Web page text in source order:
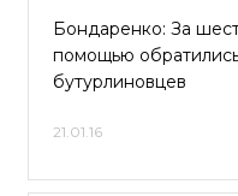
Бондаренко: За
помощью
бутурлиновцев
21.01.16